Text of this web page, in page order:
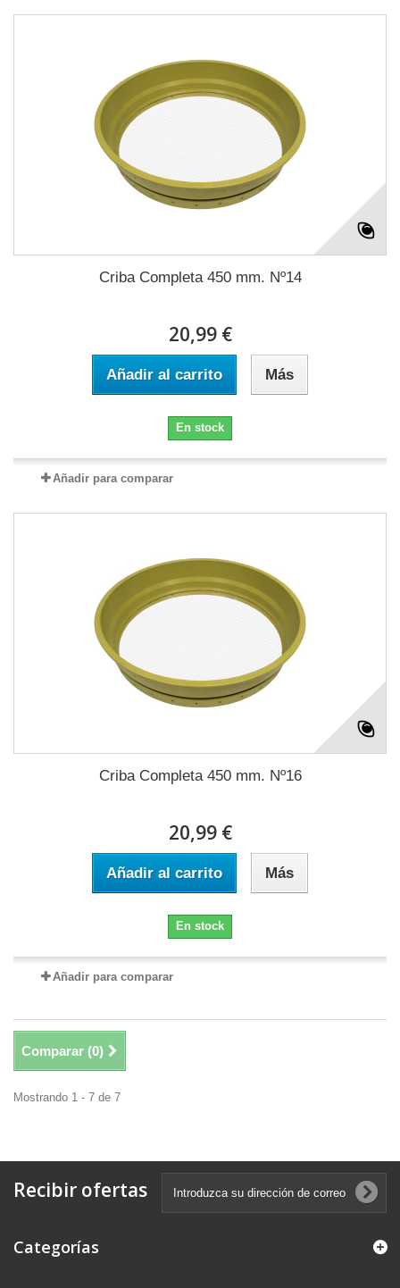
Criba Completa 450 mm. Nº14
20,99 €
Añadir al carrito Más
En stock
Añadir para comparar
Criba Completa 450 mm. Nº16
20,99 €
Añadir al carrito Más
En stock
Añadir para comparar
Comparar (0)
Mostrando 1 - 7 de 7
Recibir ofertas
Categorías